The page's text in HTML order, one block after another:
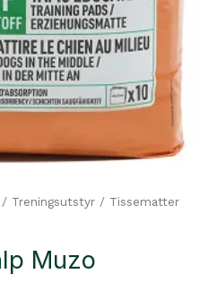
/ Treningsutstyr / Tissematter
Muzo